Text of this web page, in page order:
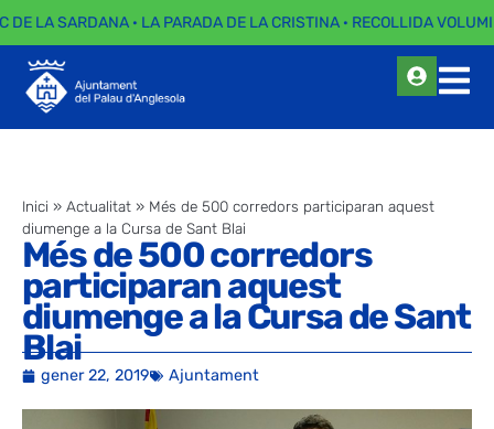
DE LA SARDANA · LA PARADA DE LA CRISTINA · RECOLLIDA
Inici » Actualitat » Més de 500 corredors participaran aquest
diumenge a la Cursa de Sant Blai
Més de 500 corredors
participaran aquest
diumenge a la Cursa de Sant
Blai
gener 22, 2019 Ajuntament